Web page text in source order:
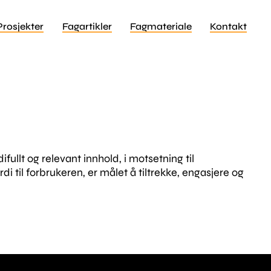
Fagartikler Fagmateriale Kontakt
og relevant innhold, i motsetning til
til forbrukeren, er målet å tiltrekke, engasjere og